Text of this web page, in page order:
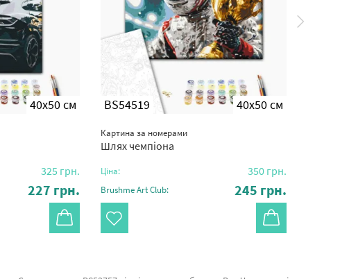
40x50 см
325 грн.
227 грн.
BS54519 40x50 см
Картина за номерами
Шлях чемпіона
Ціна: 350 грн.
Brushme Art Club: 245 грн.